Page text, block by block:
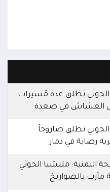
تطلق عدة مُسيرات
العشاش في صعدة
تطلق صاروخاً
رصابة في ذمار
اليمنية: مليشيا الحوثي
مأرب بالصواريخ